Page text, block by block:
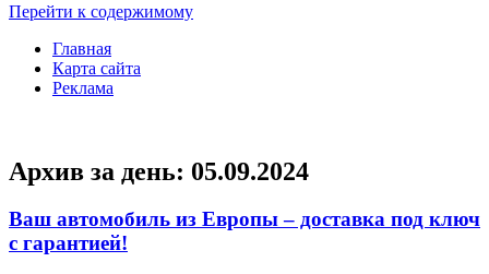
Перейти к содержимому
Главная
Карта сайта
Реклама
Архив за день: 05.09.2024
Ваш автомобиль из Европы – доставка под ключ
с гарантией!